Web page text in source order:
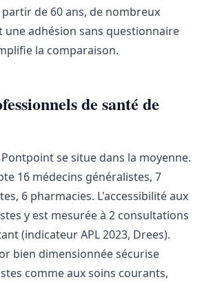
de 60 ans, de nombreux
une adhésion sans questionnaire
la comparaison.
de santé de
se situe dans la moyenne.
16 médecins généralistes, 7
6 pharmacies. L'accessibilité aux
y est mesurée à 2 consultations
(indicateur APL 2023, Drees).
bien dimensionnée sécurise
comme aux soins courants,